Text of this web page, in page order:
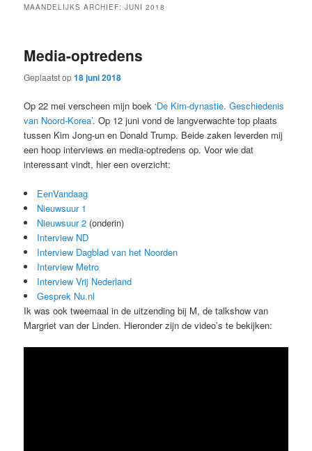
MAANDELIJKS ARCHIEF:JUNI 2018
Media-optredens
Geplaatst op18 juni 2018
Op 22 mei verscheen mijn boek‘De Kim-dynastie. Geschiedenis
van Noord-Korea’. Op 12 juni vond de langverwachte top plaats
tussen Kim Jong-un en Donald Trump. Beide zaken leverden mij
een hoop interviews en media-optredens op. Voor wie dat
interessant vindt, hier een overzicht:
EenVandaag
Nieuwsuur 1
Nieuwsuur 2 (onderin)
Interview ND
Interview Dagblad van het Noorden
Interview Metro
Interview Vrij Nederland
Gesprek Nu.nl
Ik was ook tweemaal in de uitzending bij M, de talkshow van
Margriet van der Linden. Hieronder zijn de video’s te bekijken: